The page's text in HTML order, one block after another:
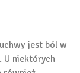
jest ból w
U niektórych